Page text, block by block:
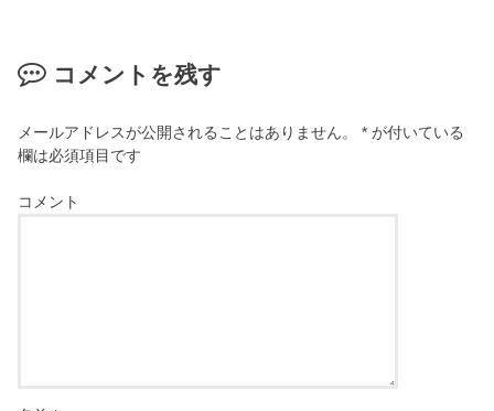
コメントを残す
メールアドレスが公開されることはありません。 * が付いている
欄は必須項目です
コメント